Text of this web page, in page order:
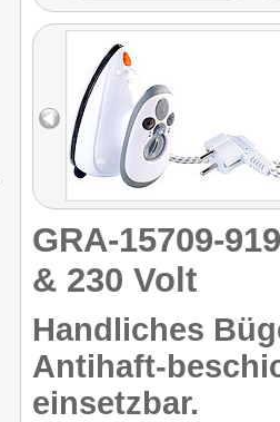
GRA-15709-
& 230 Volt
Handliches
Antihaft-
einsetzbar.